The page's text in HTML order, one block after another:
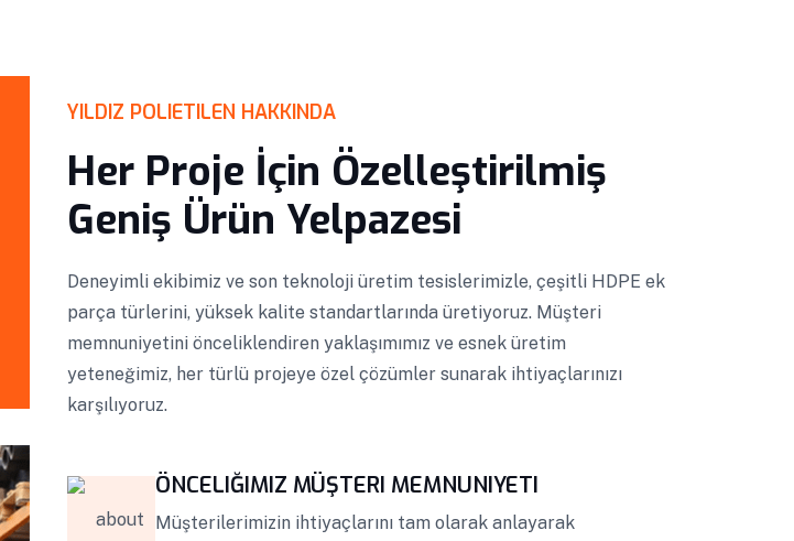
YILDIZ POLIETILEN HAKKINDA
Her Proje İçin Özelleştirilmiş
Geniş Ürün Yelpazesi
Deneyimli ekibimiz ve son teknoloji üretim tesislerimizle, çeşitli HDPE ek
parça türlerini, yüksek kalite standartlarında üretiyoruz. Müşteri
memnuniyetini önceliklendiren yaklaşımımız ve esnek üretim
yeteneğimiz, her türlü projeye özel çözümler sunarak ihtiyaçlarınızı
karşılıyoruz.
ÖNCELIĞIMIZ MÜŞTERI MEMNUNIYETI
Müşterilerimizin ihtiyaçlarını tam olarak anlayarak